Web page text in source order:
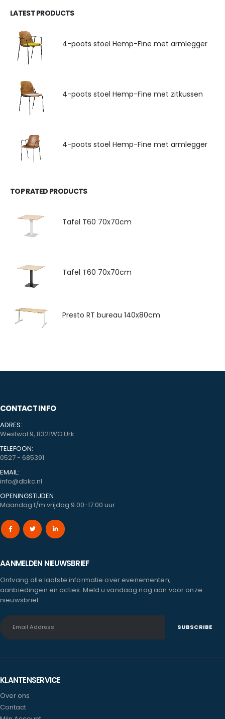
LATEST PRODUCTS
4-poots stoel Hemp-Fine met armlegger
4-poots stoel Hemp-Fine met zitkussen
4-poots stoel Hemp-Fine met armlegger
TOP RATED PRODUCTS
Tafel T60 70x70cm
Tafel T60 70x70cm
Presto RT bureau 140x80cm
CONTACT INFO
ADRES:
Westwal 9, 8321WG Urk
TELEFOON:
0527 - 685391
EMAIL:
info@dbkc.nl
OPENINGSTIJDEN
Maandag t/m vrijdag 9.00-17.00 uur
AANMELDEN NIEUWSBRIEF
Ontvang alle laatste informatie over evenementen,
aanbiedingen en acties. Meld u vandaag nog aan voor onze
nieuwsbrief.
KLANTENSERVICE
Over ons
Contact